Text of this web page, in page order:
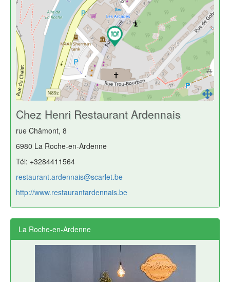
Chez Henri Restaurant Ardennais
rue Châmont, 8
6980 La Roche-en-Ardenne
Tél: +3284411564
restaurant.ardennais@scarlet.be
http://www.restaurantardennais.be
La Roche-en-Ardenne